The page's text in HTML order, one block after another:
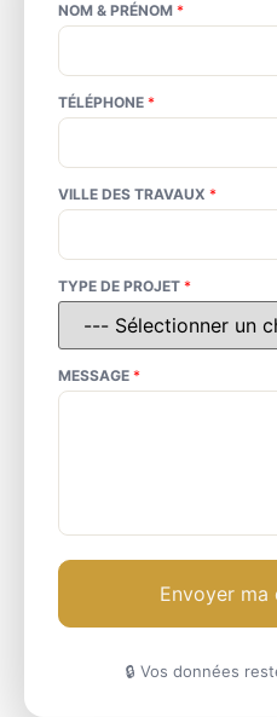
NOM & PRÉNOM *
TÉLÉPHONE *
VILLE DES TRAVAUX *
TYPE DE PROJET *
MESSAGE *
Envoyer
🔒 Vos données